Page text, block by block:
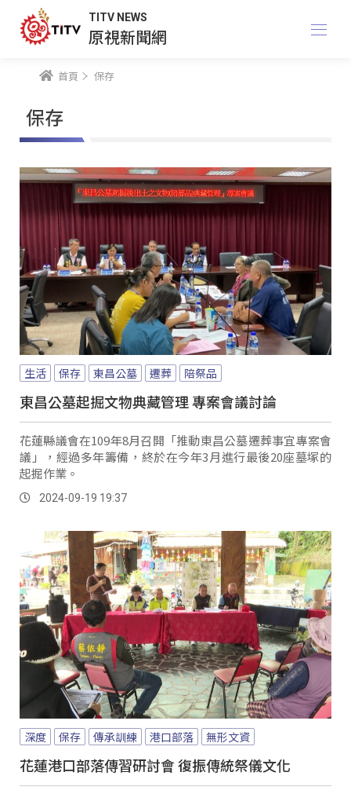
TITV NEWS
原視新聞網
首頁 保存
保存
生活 保存 東昌公墓 遷葬 陪祭品
東昌公墓起掘文物典藏管理 專案會議討論
花蓮縣議會在109年8月召開「推動東昌公墓遷葬事宜專案會
議」，經過多年籌備，終於在今年3月進行最後20座墓塚的
起掘作業。
2024-09-19 19:37
深度 保存 傳承訓練 港口部落 無形文資
花蓮港口部落傳習研討會 復振傳統祭儀文化